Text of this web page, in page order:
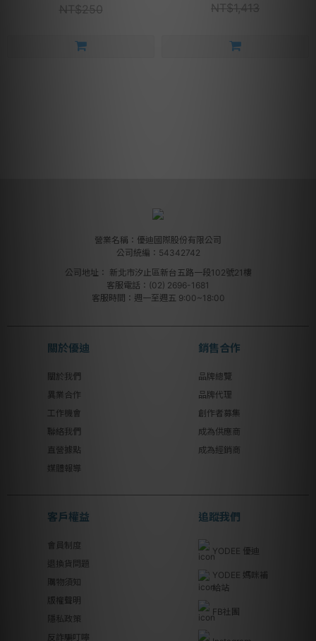
NT$250
NT$1,413
營業名稱：優迪國際股份有限公司
公司統編：54342742
公司地址： 新北市汐止區新台五路一段102號21樓
客服電話：(02) 2696-1681
客服時間：週一至週五 9:00~18:00
關於優迪
關於我們
異業合作
工作機會
聯絡我們
直營據點
媒體報導
銷售合作
品牌總覽
品牌代理
創作者募集
成為供應商
成為經銷商
客戶權益
會員制度
退換貨問題
購物須知
版權聲明
隱私政策
反詐騙叮嚀
追蹤我們
YODEE 優迪
YODEE 媽咪補
給站
FB社團